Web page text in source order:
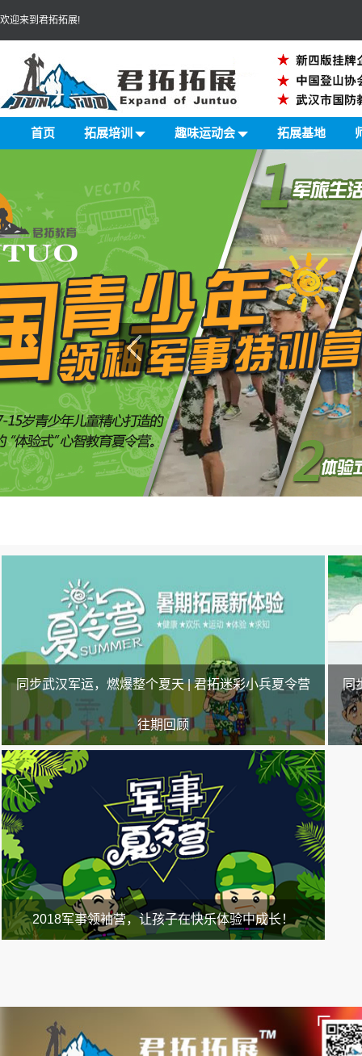
欢迎来到君拓拓展!
首页 拓展培训 趣味运动会 拓展基地
同步武汉军运，燃爆整个夏天 | 君拓迷彩小兵夏令营
往期回顾
往期回顾及家长最想知道的事
同
2018军事领袖营，让孩子在快乐体验中成长！
长心理特点，特针对7-15岁青少年儿童精心打造的以“军事”为背景的
“体验式”心智教育夏令营。